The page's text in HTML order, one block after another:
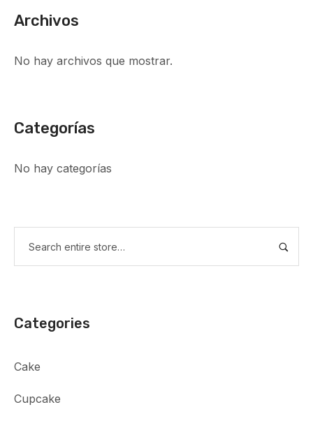
Archivos
No hay archivos que mostrar.
Categorías
No hay categorías
Categories
Cake
Cupcake